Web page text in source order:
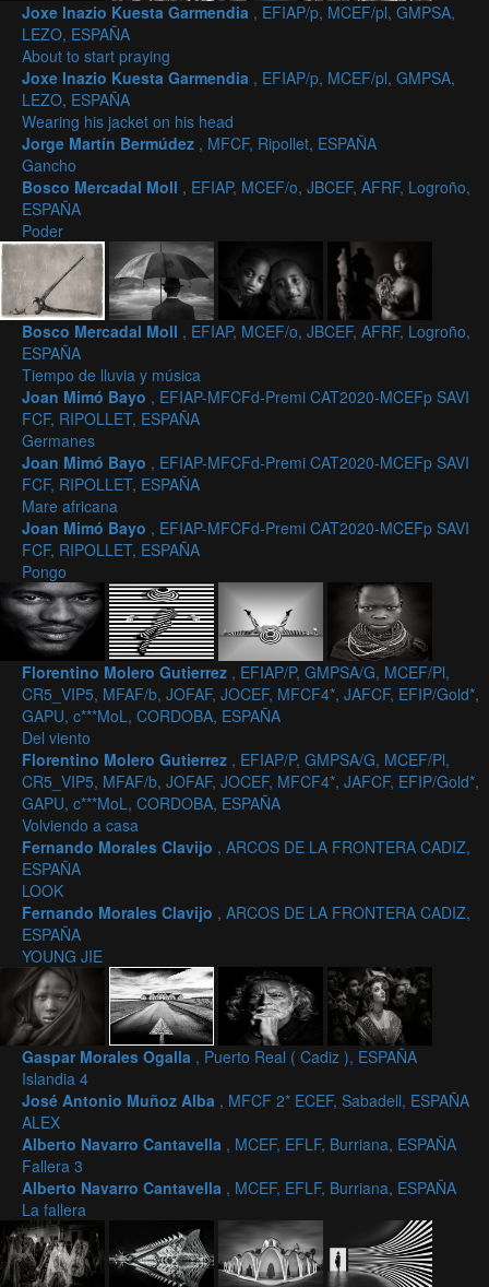
Joxe Inazio Kuesta Garmendia , EFIAP/p, MCEF/pl, GMPSA,
LEZO, ESPAÑA
About to start praying
Joxe Inazio Kuesta Garmendia , EFIAP/p, MCEF/pl, GMPSA,
LEZO, ESPAÑA
Wearing his jacket on his head
Jorge Martín Bermúdez , MFCF, Ripollet, ESPAÑA
Gancho
Bosco Mercadal Moll , EFIAP, MCEF/o, JBCEF, AFRF, Logroño,
ESPAÑA
Poder
Bosco Mercadal Moll , EFIAP, MCEF/o, JBCEF, AFRF, Logroño,
ESPAÑA
Tiempo de lluvia y música
Joan Mimó Bayo , EFIAP-MFCFd-Premi CAT2020-MCEFp SAVI
FCF, RIPOLLET, ESPAÑA
Germanes
Joan Mimó Bayo , EFIAP-MFCFd-Premi CAT2020-MCEFp SAVI
FCF, RIPOLLET, ESPAÑA
Mare africana
Joan Mimó Bayo , EFIAP-MFCFd-Premi CAT2020-MCEFp SAVI
FCF, RIPOLLET, ESPAÑA
Pongo
Florentino Molero Gutierrez , EFIAP/P, GMPSA/G, MCEF/Pl,
CR5_VIP5, MFAF/b, JOFAF, JOCEF, MFCF4*, JAFCF, EFIP/Gold*,
GAPU, c***MoL, CORDOBA, ESPAÑA
Del viento
Florentino Molero Gutierrez , EFIAP/P, GMPSA/G, MCEF/Pl,
CR5_VIP5, MFAF/b, JOFAF, JOCEF, MFCF4*, JAFCF, EFIP/Gold*,
GAPU, c***MoL, CORDOBA, ESPAÑA
Volviendo a casa
Fernando Morales Clavijo , ARCOS DE LA FRONTERA CADIZ,
ESPAÑA
LOOK
Fernando Morales Clavijo , ARCOS DE LA FRONTERA CADIZ,
ESPAÑA
YOUNG JIE
Gaspar Morales Ogalla , Puerto Real ( Cadiz ), ESPAÑA
Islandia 4
José Antonio Muñoz Alba , MFCF 2* ECEF, Sabadell, ESPAÑA
ALEX
Alberto Navarro Cantavella , MCEF, EFLF, Burriana, ESPAÑA
Fallera 3
Alberto Navarro Cantavella , MCEF, EFLF, Burriana, ESPAÑA
La fallera